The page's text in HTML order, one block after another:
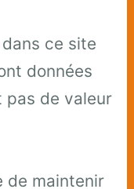
ce site
données
de valeur
de maintenir